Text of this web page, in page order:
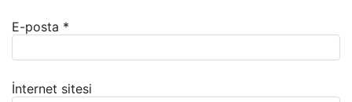
E-posta *
İnternet sitesi